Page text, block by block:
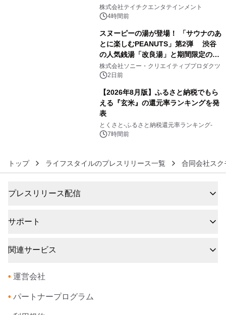
信リリース決定！
株式会社テイチクエンタテインメント
4時間前
スヌーピーの湯が登場！ 「サウナのあ
とに楽しむPEANUTS」第2弾 渋谷
の人気銭湯「改良湯」と期間限定のコ
ラボレーション サウナイキタイコラ
ボグッズも発売決定！
株式会社ソニー・クリエイティブプロダクツ
2日前
【2026年8月版】ふるさと納税でもら
える『玄米』の還元率ランキングを発
表
とくさと-ふるさと納税還元率ランキング-
7時間前
トップ ライフスタイルのプレスリリース一覧 合同会社スク
プレスリリース配信
サポート
関連サービス
• 運営会社
• パートナープログラム